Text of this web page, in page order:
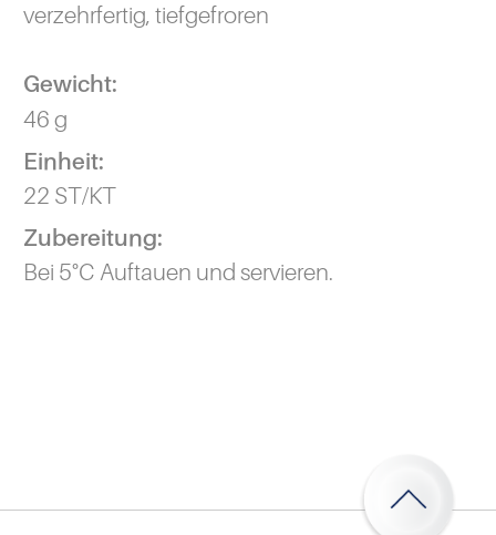
verzehrfertig, tiefgefroren
Gewicht:
46 g
Einheit:
22 ST/KT
Zubereitung:
Bei 5°C Auftauen und servieren.